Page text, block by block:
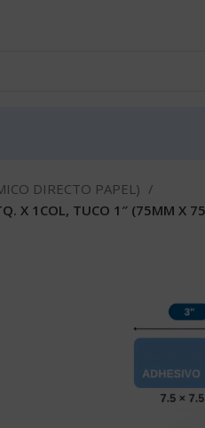
DIRECTO PAPEL)
X 1COL, TUCO 1″ (75MM X
1COL,
Envios a todo